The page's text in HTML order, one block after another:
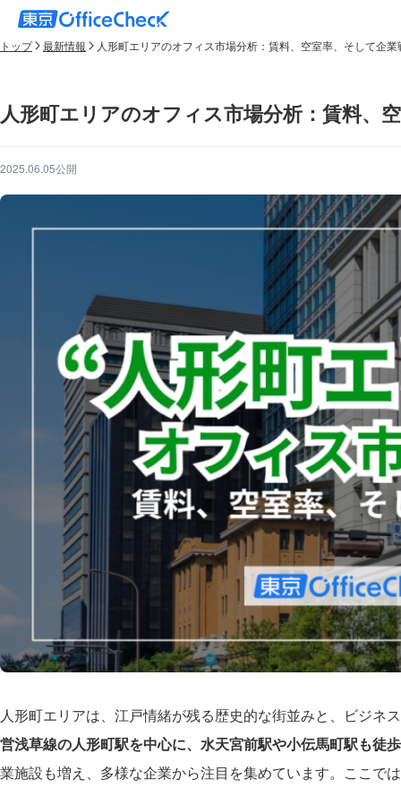
トップ 最新情報 人形町エリアのオフィス市場分析：賃料、空室率、そして企業
人形町エリアのオフィス市場分析：賃料、
2025.06.05公開
人形町エリアは、江戸情緒が残る歴史的な街並みと、ビジネ
営浅草線の人形町駅を中心に、水天宮前駅や小伝馬町駅も徒
業施設も増え、多様な企業から注目を集めています。ここで